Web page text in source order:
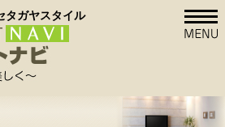
タガヤスタイル